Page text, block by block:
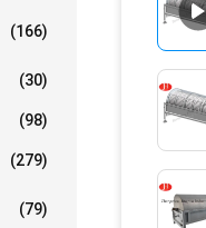
(166)
(30)
(98)
(279)
(79)